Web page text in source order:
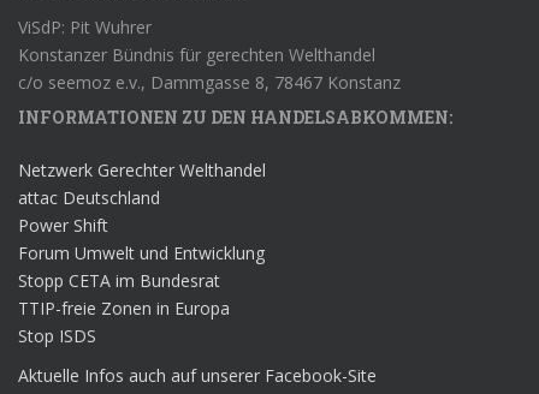
ViSdP: Pit Wuhrer
Konstanzer Bündnis für gerechten Welthandel
c/o seemoz e.v., Dammgasse 8, 78467 Konstanz
INFORMATIONEN ZU DEN HANDELSABKOMMEN:
Netzwerk Gerechter Welthandel
attac Deutschland
Power Shift
Forum Umwelt und Entwicklung
Stopp CETA im Bundesrat
TTIP-freie Zonen in Europa
Stop ISDS
Aktuelle Infos auch auf unserer Facebook-Site